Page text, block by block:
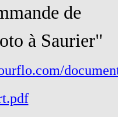
de
à Saurier"